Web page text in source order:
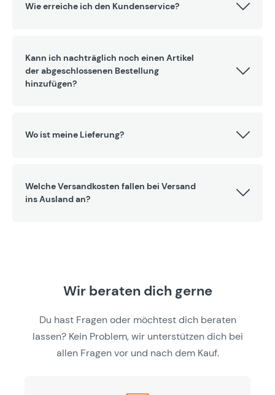
Wie erreiche ich den Kundenservice?
Kann ich nachträglich noch einen Artikel
der abgeschlossenen Bestellung
hinzufügen?
Wo ist meine Lieferung?
Welche Versandkosten fallen bei Versand
ins Ausland an?
Wir beraten dich gerne
Du hast Fragen oder möchtest dich beraten
lassen? Kein Problem, wir unterstützen dich bei
allen Fragen vor und nach dem Kauf.